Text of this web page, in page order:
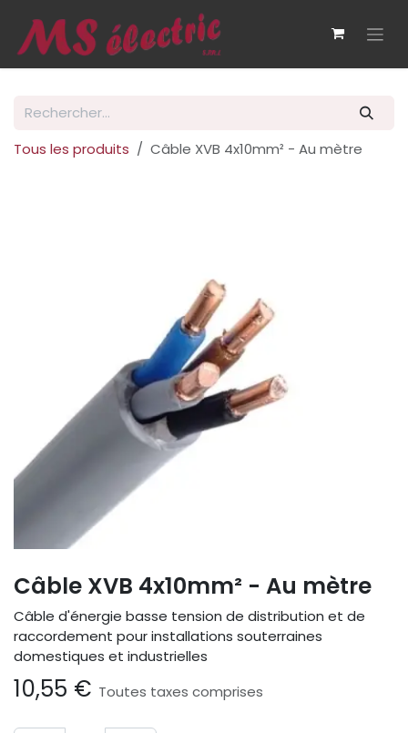
Tous les produits Câble XVB 4x10mm² - Au mètre
Câble XVB 4x10mm² - Au mètre
Câble d'énergie basse tension de distribution et de
raccordement pour installations souterraines
domestiques et industrielles
10,55 € Toutes taxes comprises